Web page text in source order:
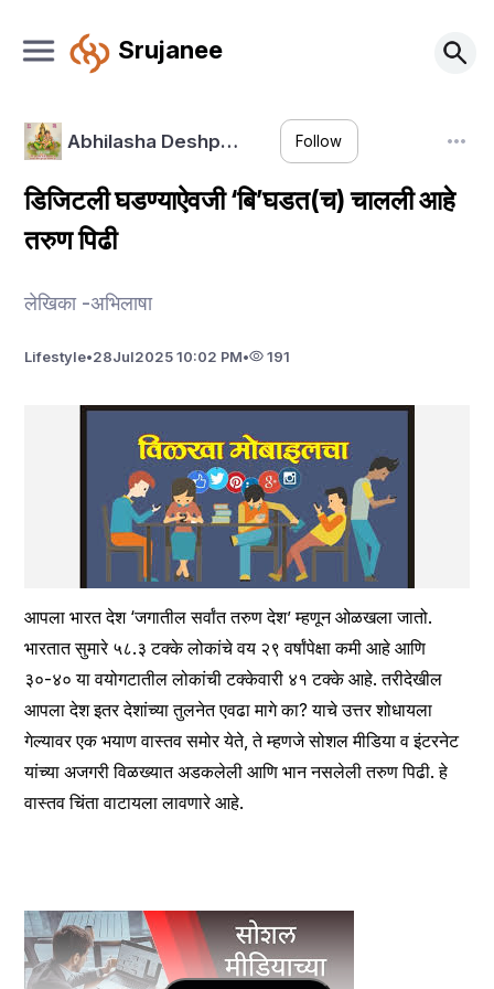
Srujanee
Abhilasha Deshp… Follow
डिजिटली घडण्याऐवजी ‘बि’घडत(च) चालली आहे
तरुण पिढी
लेखिका -अभिलाषा
Lifestyle•28Jul2025 10:02 PM• 191
आपला भारत देश ‘जगातील सर्वांत तरुण देश’ म्हणून ओळखला जातो.
भारतात सुमारे ५८.३ टक्के लोकांचे वय २९ वर्षांपेक्षा कमी आहे आणि
३०-४० या वयोगटातील लोकांची टक्केवारी ४१ टक्के आहे. तरीदेखील
आपला देश इतर देशांच्या तुलनेत एवढा मागे का? याचे उत्तर शोधायला
गेल्यावर एक भयाण वास्तव समोर येते, ते म्हणजे सोशल मीडिया व इंटरनेट
यांच्या अजगरी विळख्यात अडकलेली आणि भान नसलेली तरुण पिढी. हे
वास्तव चिंता वाटायला लावणारे आहे.